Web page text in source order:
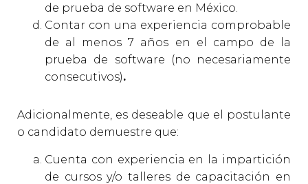
de prueba de software en México.
Contar con una experiencia comprobable
de al menos 7 años en el campo de la
prueba de software (no necesariamente
consecutivos).
Adicionalmente, es deseable que el postulante
o candidato demuestre que:
Cuenta con experiencia en la impartición
de cursos y/o talleres de capacitación en